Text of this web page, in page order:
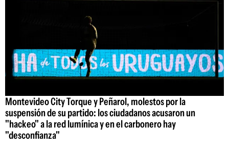
Montevideo City Torque y Peñarol, molestos por la
suspensión de su partido: los ciudadanos acusaron un
"hackeo" a la red lumínica y en el carbonero hay
"desconfianza"